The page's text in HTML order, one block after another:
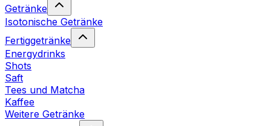
Getränke
Isotonische Getränke
Fertiggetränke
Energydrinks
Shots
Saft
Tees und Matcha
Kaffee
Weitere Getränke